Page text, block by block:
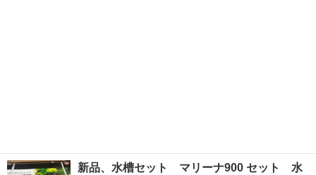
新品、水槽セット マリーナ900 セット 水